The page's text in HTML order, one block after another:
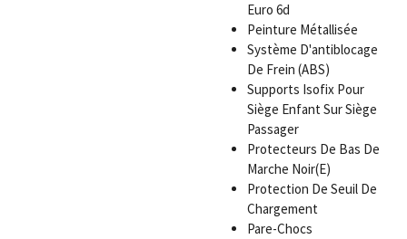
Euro 6d
Peinture Métallisée
Système D'antiblocage
De Frein (ABS)
Supports Isofix Pour
Siège Enfant Sur Siège
Passager
Protecteurs De Bas De
Marche Noir(E)
Protection De Seuil De
Chargement
Pare-Chocs